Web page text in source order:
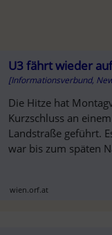
U3 fährt wieder
[Informationsverbund,
Die Hitze hat
Kurzschluss an
Landstraße geführt.
war bis zum späten
wien.orf.at